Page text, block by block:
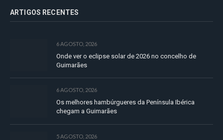
ARTIGOS RECENTES
6 AGOSTO, 2026
Onde ver o eclipse solar de 2026 no concelho de
Guimarães
6 AGOSTO, 2026
Os melhores hambúrgueres da Península Ibérica
chegam a Guimarães
5 AGOSTO, 2026